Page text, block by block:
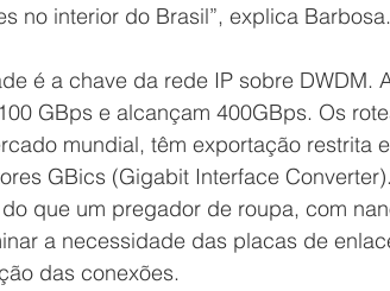
no interior do Brasil”, explica Barbosa.
é a chave da rede IP sobre DWDM.
GBps e alcançam 400GBps. Os
mundial, têm exportação restrita
GBics (Gigabit Interface
que um pregador de roupa, com
a necessidade das placas de
das conexões.